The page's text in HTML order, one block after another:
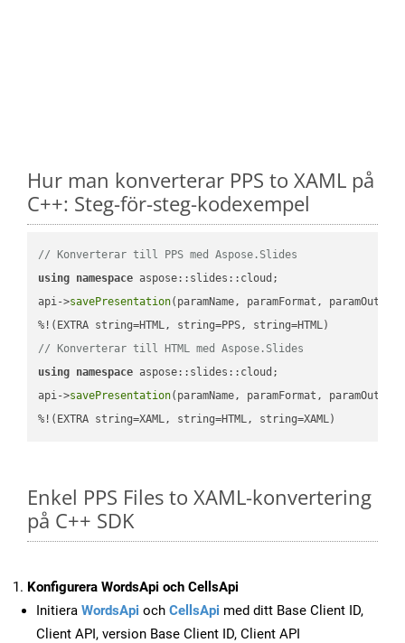
Hur man konverterar PPS to XAML på
C++: Steg-för-steg-kodexempel
// Konverterar till PPS med Aspose.Slides
using namespace aspose::slides::cloud;
api->savePresentation(paramName, paramFormat,
// Konverterar till HTML med Aspose.Slides
using namespace aspose::slides::cloud;
api->savePresentation(paramName, paramFormat,
%!(EXTRA string=XAML, string=HTML, string=XAML)
Enkel PPS Files to XAML-konvertering
på C++ SDK
Konfigurera WordsApi och CellsApi
Initiera WordsApi och CellsApi med ditt Base Client ID,
Client API, version Base Client ID, Client API